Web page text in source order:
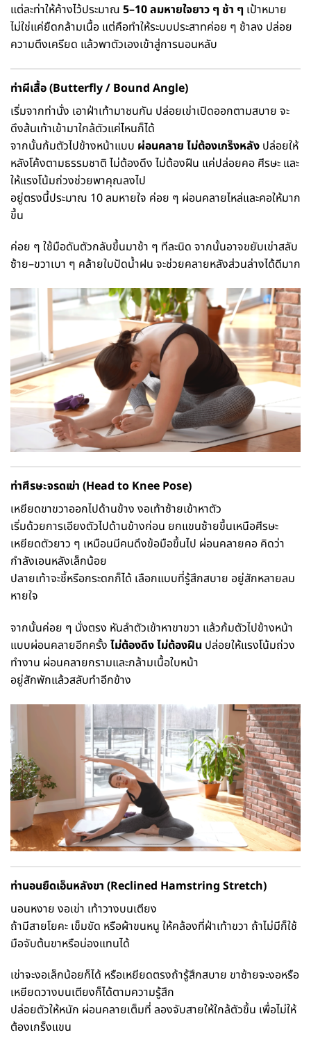
แต่ละท่าให้ค้างไว้ประมาณ 5–10 ลมหายใจยาว ๆ ช้า ๆ เป้าหมาย
ไม่ใช่แค่ยืดกล้ามเนื้อ แต่คือทำให้ระบบประสาทค่อย ๆ ช้าลง ปล่อย
ความตึงเครียด แล้วพาตัวเองเข้าสู่การนอนหลับ
ท่าผีเสื้อ (Butterfly / Bound Angle)
เริ่มจากท่านั่ง เอาฝ่าเท้ามาชนกัน ปล่อยเข่าเปิดออกตามสบาย จะ
ดึงส้นเท้าเข้ามาใกล้ตัวแค่ไหนก็ได้
จากนั้นก้มตัวไปข้างหน้าแบบ ผ่อนคลาย ไม่ต้องเกร็งหลัง ปล่อยให้
หลังโค้งตามธรรมชาติ ไม่ต้องดึง ไม่ต้องฝืน แค่ปล่อยคอ ศีรษะ และ
ให้แรงโน้มถ่วงช่วยพาคุณลงไป
อยู่ตรงนี้ประมาณ 10 ลมหายใจ ค่อย ๆ ผ่อนคลายไหล่และคอให้มาก
ขึ้น
ค่อย ๆ ใช้มือดันตัวกลับขึ้นมาช้า ๆ ทีละนิด จากนั้นอาจขยับเข่าสลับ
ซ้าย–ขวาเบา ๆ คล้ายใบปัดน้ำฝน จะช่วยคลายหลังส่วนล่างได้ดีมาก
ท่าศีรษะจรดเข่า (Head to Knee Pose)
เหยียดขาขวาออกไปด้านข้าง งอเท้าซ้ายเข้าหาตัว
เริ่มด้วยการเอียงตัวไปด้านข้างก่อน ยกแขนซ้ายขึ้นเหนือศีรษะ
เหยียดตัวยาว ๆ เหมือนมีคนดึงข้อมือขึ้นไป ผ่อนคลายคอ คิดว่า
กำลังเอนหลังเล็กน้อย
ปลายเท้าจะชี้หรือกระดกก็ได้ เลือกแบบที่รู้สึกสบาย อยู่สักหลายลม
หายใจ
จากนั้นค่อย ๆ นั่งตรง หันลำตัวเข้าหาขาขวา แล้วก้มตัวไปข้างหน้า
แบบผ่อนคลายอีกครั้ง ไม่ต้องดึง ไม่ต้องฝืน ปล่อยให้แรงโน้มถ่วง
ทำงาน ผ่อนคลายกรามและกล้ามเนื้อใบหน้า
อยู่สักพักแล้วสลับทำอีกข้าง
ท่านอนยืดเอ็นหลังขา (Reclined Hamstring Stretch)
นอนหงาย งอเข่า เท้าวางบนเตียง
ถ้ามีสายโยคะ เข็มขัด หรือผ้าขนหนู ให้คล้องที่ฝ่าเท้าขวา ถ้าไม่มีก็ใช้
มือจับต้นขาหรือน่องแทนได้
เข่าจะงอเล็กน้อยก็ได้ หรือเหยียดตรงถ้ารู้สึกสบาย ขาซ้ายจะงอหรือ
เหยียดวางบนเตียงก็ได้ตามความรู้สึก
ปล่อยตัวให้หนัก ผ่อนคลายเต็มที่ ลองจับสายให้ใกล้ตัวขึ้น เพื่อไม่ให้
ต้องเกร็งแขน